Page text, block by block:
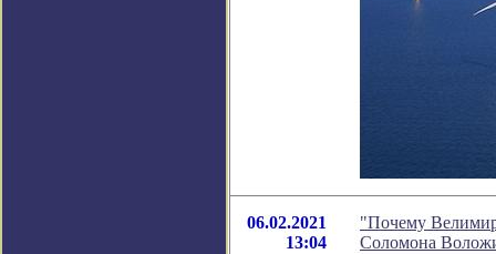
06.02.2021
13:04
"Почему Велимир
Соломона